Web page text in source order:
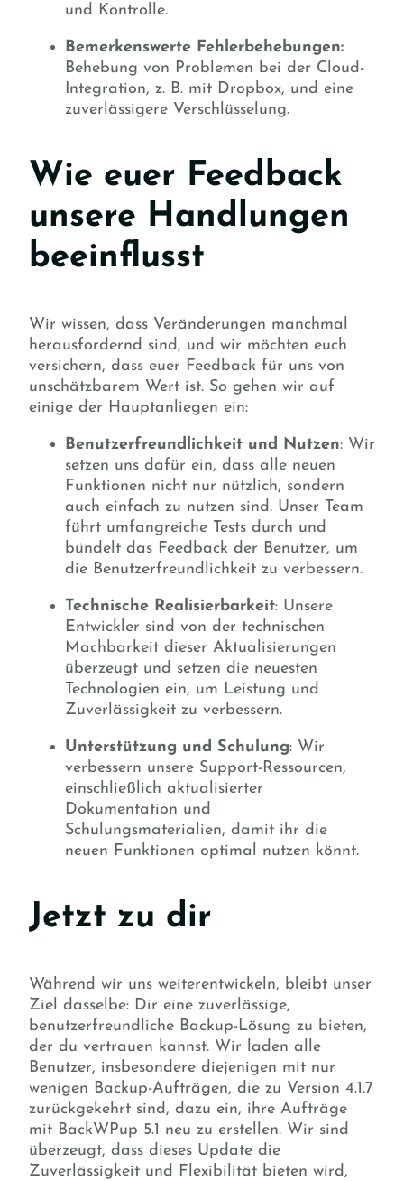
und Kontrolle.
Bemerkenswerte Fehlerbehebungen:
Behebung von Problemen bei der Cloud-
Integration, z. B. mit Dropbox, und eine
zuverlässigere Verschlüsselung.
Wie euer Feedback
unsere Handlungen
beeinflusst
Wir wissen, dass Veränderungen manchmal
herausfordernd sind, und wir möchten euch
versichern, dass euer Feedback für uns von
unschätzbarem Wert ist. So gehen wir auf
einige der Hauptanliegen ein:
Benutzerfreundlichkeit und Nutzen: Wir
setzen uns dafür ein, dass alle neuen
Funktionen nicht nur nützlich, sondern
auch einfach zu nutzen sind. Unser Team
führt umfangreiche Tests durch und
bündelt das Feedback der Benutzer, um
die Benutzerfreundlichkeit zu verbessern.
Technische Realisierbarkeit: Unsere
Entwickler sind von der technischen
Machbarkeit dieser Aktualisierungen
überzeugt und setzen die neuesten
Technologien ein, um Leistung und
Zuverlässigkeit zu verbessern.
Unterstützung und Schulung: Wir
verbessern unsere Support-Ressourcen,
einschließlich aktualisierter
Dokumentation und
Schulungsmaterialien, damit ihr die
neuen Funktionen optimal nutzen könnt.
Jetzt zu dir
Während wir uns weiterentwickeln, bleibt unser
Ziel dasselbe: Dir eine zuverlässige,
benutzerfreundliche Backup-Lösung zu bieten,
der du vertrauen kannst. Wir laden alle
Benutzer, insbesondere diejenigen mit nur
wenigen Backup-Aufträgen, die zu Version 4.1.7
zurückgekehrt sind, dazu ein, ihre Aufträge
mit BackWPup 5.1 neu zu erstellen. Wir sind
überzeugt, dass dieses Update die
Zuverlässigkeit und Flexibilität bieten wird,